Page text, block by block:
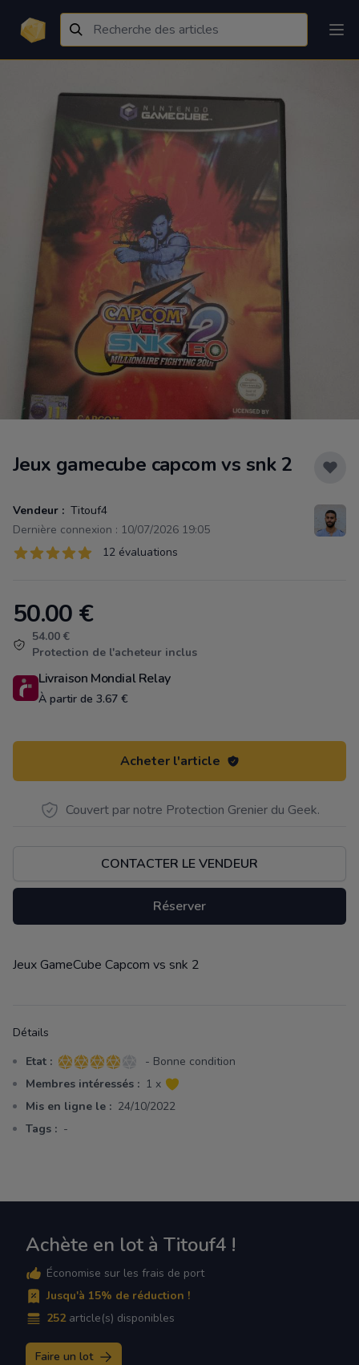
Jeux gamecube capcom vs snk 2
Vendeur : Titouf4
Dernière connexion : 10/07/2026 19:05
Évaluations
12 sur 5 étoiles 12 évaluations
Product information
50.00 €
54.00 €
Protection de l'acheteur inclus
Livraison Mondial Relay
À partir de 3.67 €
Acheter l'article
Couvert par notre Protection Grenier du Geek.
CONTACTER LE VENDEUR
Réserver
Description
Jeux GameCube Capcom vs snk 2
Détails
Etat : 4 sur 5 étoiles
- Bonne condition
Membres intéressés : 1 x
Mis en ligne le : 24/10/2022
Tags : -
Achète en lot à Titouf4 !
Économise sur les frais de port
Jusqu'à 15% de réduction !
252 article(s) disponibles
Faire un lot